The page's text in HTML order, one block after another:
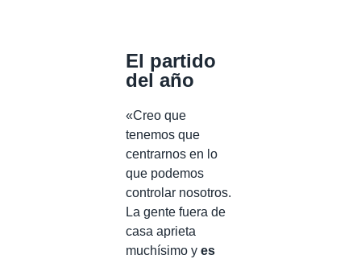
El partido
del año
«Creo que
tenemos que
centrarnos en lo
que podemos
controlar nosotros.
La gente fuera de
casa aprieta
muchísimo y es